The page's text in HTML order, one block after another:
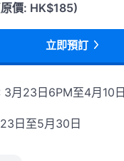
價: HK$185)
立即預訂
3月23日6PM至4月10日
日至5月30日